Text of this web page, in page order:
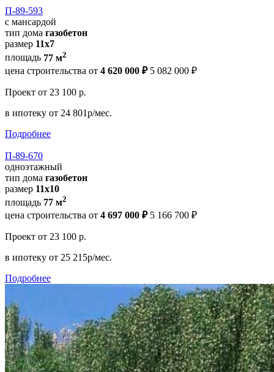
П-89-593
с мансардой
тип дома газобетон
размер 11х7
площадь 77 м2
цена строительства от 4 620 000 ₽ 5 082 000 ₽
Проект от 23 100 р.
в ипотеку от 24 801р/мес.
Подробнее
П-89-670
одноэтажный
тип дома газобетон
размер 11x10
площадь 77 м2
цена строительства от 4 697 000 ₽ 5 166 700 ₽
Проект от 23 100 р.
в ипотеку от 25 215р/мес.
Подробнее